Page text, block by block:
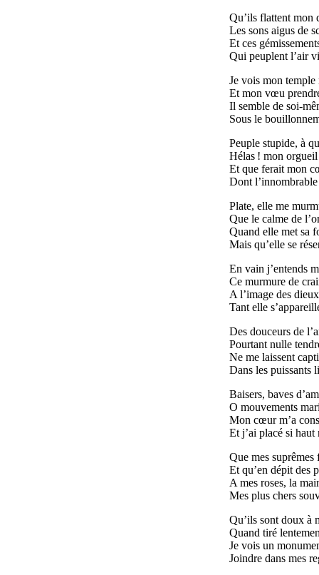
Qu’ils flattent mon
Les sons aigus de
Et ces
Qui peuplent l’air
Je vois mon
Et mon vœu
Il semble de soi-
Sous le
Peuple stupide, à
Hélas ! mon orgueil
Et que ferait mon
Dont l’innombrable
Plate, elle me
Que le calme de
Quand elle met sa
Mais qu’elle se
En vain j’entends
Ce murmure de
A l’image des
Tant elle
Des douceurs de
Pourtant nulle
Ne me laissent
Dans les puissants
Baisers, baves
O mouvements
Mon cœur m’a
Et j’ai placé si haut
Que mes suprêmes
Et qu’en dépit des
A mes roses, la
Mes plus chers
Qu’ils sont doux à
Quand tiré
Je vois un
Joindre dans mes